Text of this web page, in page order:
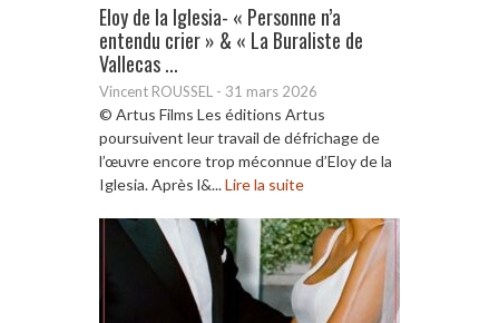
Eloy de la Iglesia- « Personne n’a
entendu crier » & « La Buraliste de
Vallecas ...
Vincent ROUSSEL - 31 mars 2026
© Artus Films Les éditions Artus
poursuivent leur travail de défrichage de
l’œuvre encore trop méconnue d’Eloy de la
Iglesia. Après l&...Lire la suite